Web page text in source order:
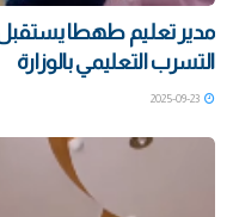
مدير تعليم طهطا يستقبل
التسرب التعليمي بالوزارة